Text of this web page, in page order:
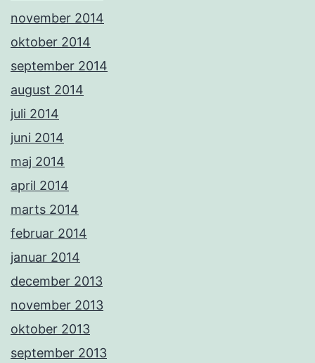
november 2014
oktober 2014
september 2014
august 2014
juli 2014
juni 2014
maj 2014
april 2014
marts 2014
februar 2014
januar 2014
december 2013
november 2013
oktober 2013
september 2013